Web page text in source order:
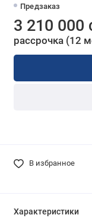
Предзаказ
3 210 000
рассрочка (12
В избранное
Характеристики